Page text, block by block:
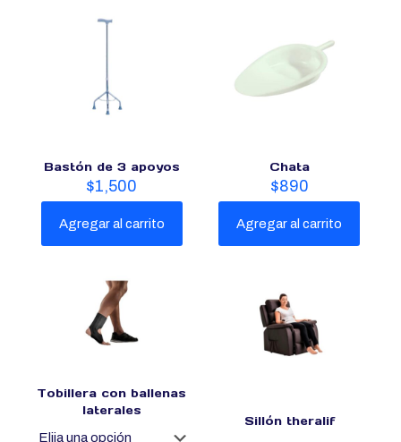
Bastón de 3 apoyos
$1,500
Agregar al carrito
Chata
$890
Agregar al carrito
Tobillera con ballenas
laterales
Sillón theralif